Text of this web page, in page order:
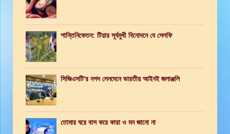
শান্তিনিকেতন: টিয়ার সূর্যমুখী বিনোদনে যে সেলফি
সিজিএসটি'র নগদ লেনদেনে ভারতীয় আইনই জলাঞ্জলি
তোমার ঘরে বাস করে কারা ও মন জানো না